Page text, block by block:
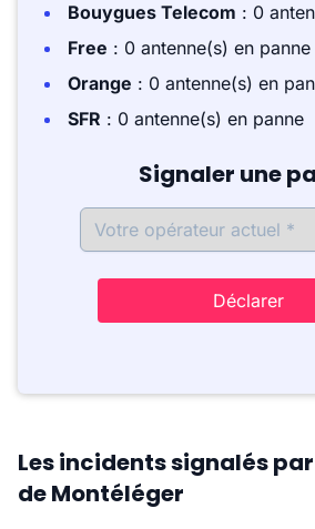
Bouygues Telecom : 0
Free : 0 antenne(s) en panne
Orange : 0 antenne(s) en
SFR : 0 antenne(s) en panne
Signaler une
Déclarer
Les incidents signalés
de Montéléger